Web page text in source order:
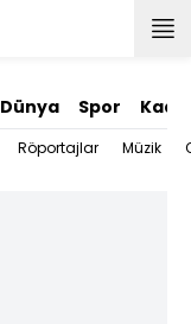
Dünya Spor
Röportajlar Müzik